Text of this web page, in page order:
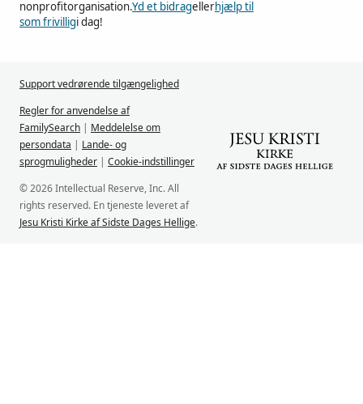
nonprofitorganisation.Yd et bidragellerhjælp til
som frivilligi dag!
Support vedrørende tilgængelighed
Regler for anvendelse af
FamilySearch | Meddelelse om
persondata | Lande- og
sprogmuligheder | Cookie-indstillinger
© 2026 Intellectual Reserve, Inc. All
rights reserved. En tjeneste leveret af
Jesu Kristi Kirke af Sidste Dages Hellige.